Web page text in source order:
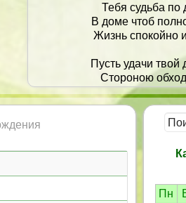
Тебя судьба по дороге
В доме чтоб полноводной
Жизнь спокойно и мирно
Пусть удачи твой дом
Стороною обходят
От души позитива желаю,
Долгой жизни, здоровья и
Пн